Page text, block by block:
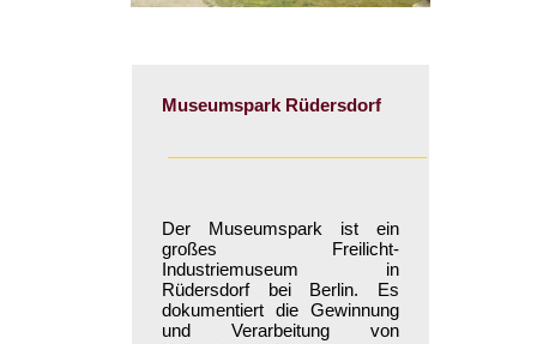
Museumspark Rüdersdorf
Der Museumspark ist ein
großes Freilicht-
Industriemuseum in
Rüdersdorf bei Berlin. Es
dokumentiert die Gewinnung
und Verarbeitung von